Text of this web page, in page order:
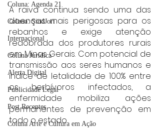
Coluna: Agenda 21
Coluna: SindJori
Internacional
Coluna Jurídica
Alerta Digital
Publicidade Legal
Post Recentes
Coluna Arte e Cultura em Ação
A raiva continua sendo uma das
doenças mais perigosas para os
rebanhos e exige atenção
redobrada dos produtores rurais
em Minas Gerais. Com potencial de
transmissão aos seres humanos e
índice de letalidade de 100% entre
os herbívoros infectados, a
enfermidade mobiliza ações
permanentes de prevenção em
todo o estado.